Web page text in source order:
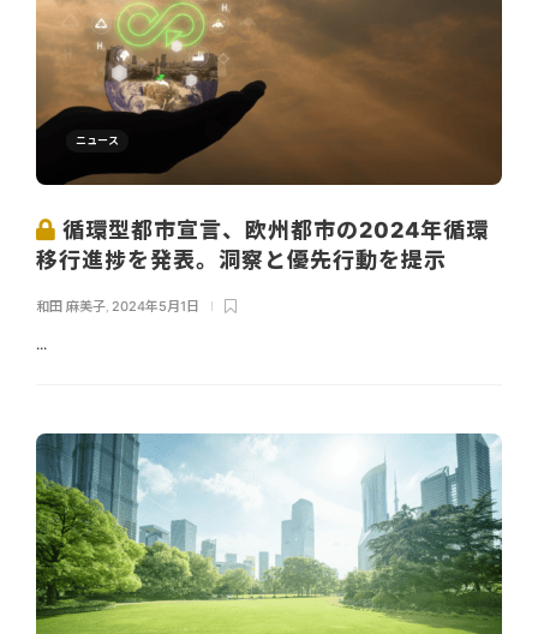
ニュース
循環型都市宣言、欧州都市の2024年循環
移行進捗を発表。洞察と優先行動を提示
和田 麻美子, 2024年5月1日
...